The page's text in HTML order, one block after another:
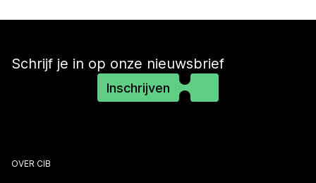
Schrijf je in op onze nieuwsbrief
Inschrijven
OVER CIB